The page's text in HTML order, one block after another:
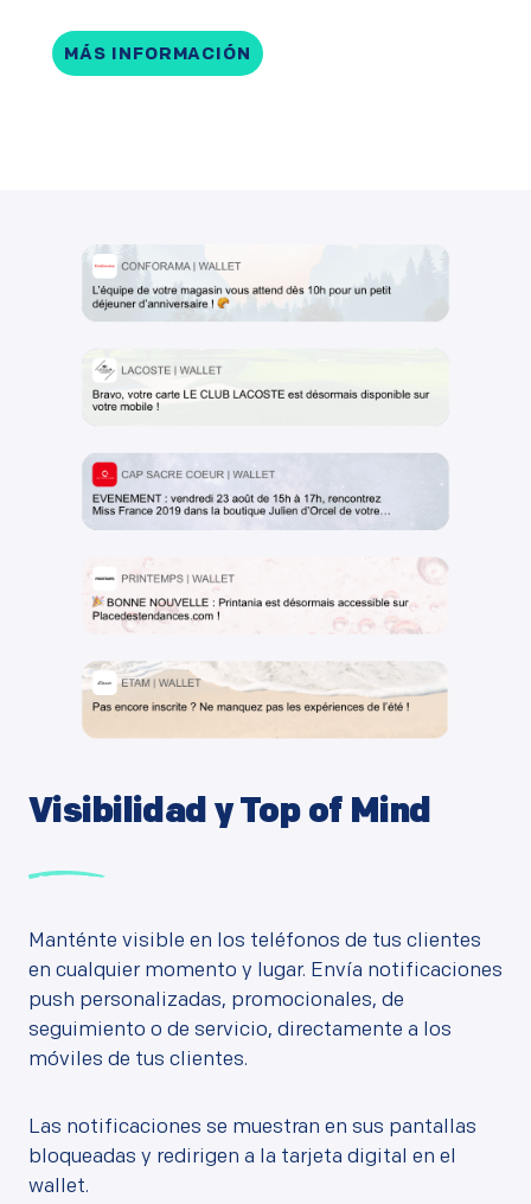
MÁS INFORMACIÓN
Visibilidad y Top of Mind
Manténte visible en los teléfonos de tus clientes
en cualquier momento y lugar. Envía notificaciones
push personalizadas, promocionales, de
seguimiento o de servicio, directamente a los
móviles de tus clientes.
Las notificaciones se muestran en sus pantallas
bloqueadas y redirigen a la tarjeta digital en el
wallet.